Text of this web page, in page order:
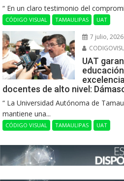
“ En un claro testimonio del
CÓDIGO VISUAL TAMAULIPAS UAT
7 julio, 2026
UAT
docentes de alto nivel:
“ La Universidad Autónoma de
mantiene una...
CÓDIGO VISUAL TAMAULIPAS UAT